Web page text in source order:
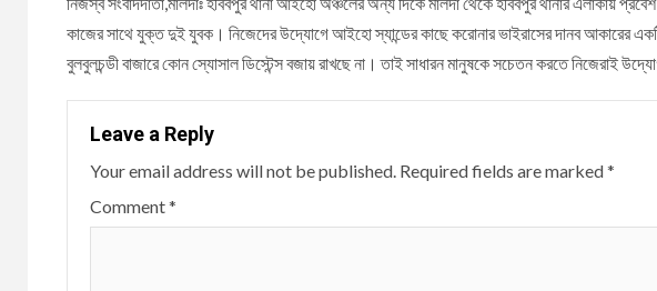
কাজের সাথে যুক্ত দুই যুবক। নিজেদের উদ্যোগে আইহো স্যান্ডের কাছে করোনার ভাইরাসের দানব আকারের
বুলবুলচন্ডী বাজারে কোন স্যোসাল ডিস্টেন্স বজায় রাখছে না। তাই সাধারন মানুষকে সচেতন করতে নিজেরাই
Leave a Reply
Your email address will not be published. Required fields are marked*
Comment*